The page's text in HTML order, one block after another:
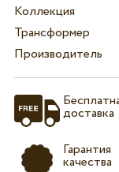
Коллекция
Трансформер
Производитель
доставка
Гарантия
качества